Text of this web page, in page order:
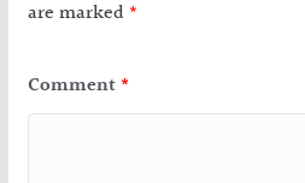
are marked *
Comment *